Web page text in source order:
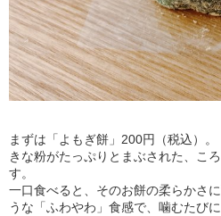
まずは「よもぎ餅」200円（税込）。
きな粉がたっぷりとまぶされた、こ
す。
一口食べると、そのお餅の柔らかさ
うな「ふわやわ」食感で、噛むたび